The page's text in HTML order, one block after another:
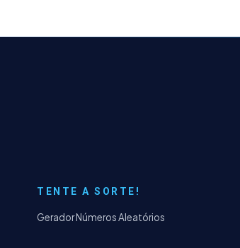
TENTE A SORTE!
Gerador Números Aleatórios